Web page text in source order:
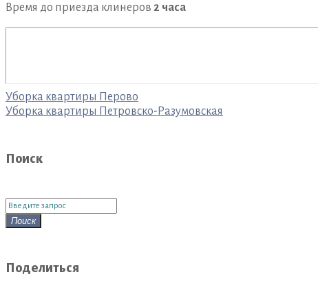
Время до приезда клинеров 2 часа
Навигация
по
Уборка квартиры Перово
Уборка квартиры Петровско-Разумовская
Поиск
Поиск
для:
Поиск
Поделиться